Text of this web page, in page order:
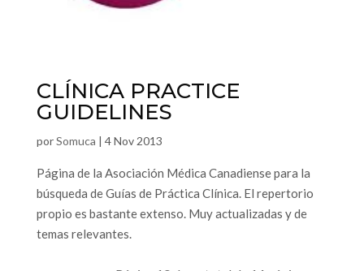
CLÍNICA PRACTICE
GUIDELINES
porSomuca | 4 Nov 2013
Página de la Asociación Médica Canadiense para la
búsqueda de Guías de Práctica Clínica. El repertorio
propio es bastante extenso. Muy actualizadas y de
temas relevantes.